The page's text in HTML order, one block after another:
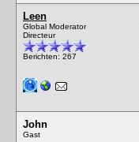
Leen
Global Moderator
Directeur
Berichten: 267
John
Gast